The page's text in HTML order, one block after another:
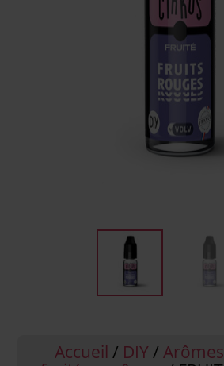
Accueil / DIY / Arômes